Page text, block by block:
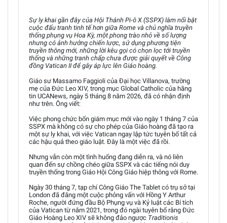
Sự ly khai gần đây của Hội Thánh Pi-ô X (SSPX) làm nổi bật
cuộc đấu tranh tinh tế hơn giữa Rome và chủ nghĩa truyền
thống phụng vụ Hoa Kỳ, một phong trào nhỏ về số lượng
nhưng có ảnh hưởng chiến lược, sử dụng phương tiện
truyền thông mới, những lời kêu gọi có chọn lọc tới truyền
thống và những tranh chấp chưa được giải quyết về Công
đồng Vatican II để gây áp lực lên Giáo hoàng.
Giáo sư Massamo Faggioli của Đại học Villanova, trường
mẹ của Đức Leo XIV, trong mục Global Catholic của hãng
tin UCANews, ngày 5 tháng 8 năm 2026, đã có nhận định
như trên. Ông viết:
Việc phong chức bốn giám mục mới vào ngày 1 tháng 7 của
SSPX mà không có sự cho phép của Giáo hoàng đã tạo ra
một sự ly khai, với việc Vatican ngay lập tức tuyên bố tất cả
các hậu quả theo giáo luật. Đây là một việc đã rồi.
Nhưng vẫn còn một tình huống đang diễn ra, và nó liên
quan đến sự chồng chéo giữa SSPX và các tiếng nói duy
truyền thống trong Giáo Hội Công Giáo hiệp thông với Rome.
Ngày 30 tháng 7, tạp chí Công Giáo The Tablet có trụ sở tại
London đã đăng một cuộc phỏng vấn với Hồng Y Arthur
Roche, người đứng đầu Bộ Phụng vụ và Kỷ luật các Bí tích
của Vatican từ năm 2021, trong đó ngài tuyên bố rằng Đức
Giáo Hoàng Leo XIV sẽ không đảo ngược Traditionis